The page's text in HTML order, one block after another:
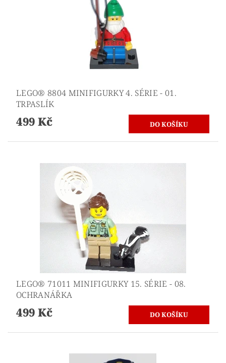
LEGO® 8804 MINIFIGURKY 4. SÉRIE - 01.
TRPASLÍK
499 Kč
LEGO® 71011 MINIFIGURKY 15. SÉRIE - 08.
OCHRANÁŘKA
499 Kč